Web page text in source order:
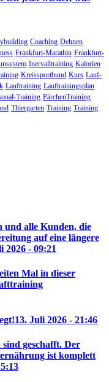
Coaching Dehnen
Frankfurt-Marathin Frankfurt-
Inervalltraining Kalorien
Kreissportbund Kurs Lauf-
Lauftraining Lauftrainingsplan
Training PärchenTraining
Thiergarten Training Training
alle Kunden, die
auf eine längere
2026 - 09:21
Mal in dieser
13. Juli 2026 - 21:46
geschafft. Der
ist komplett